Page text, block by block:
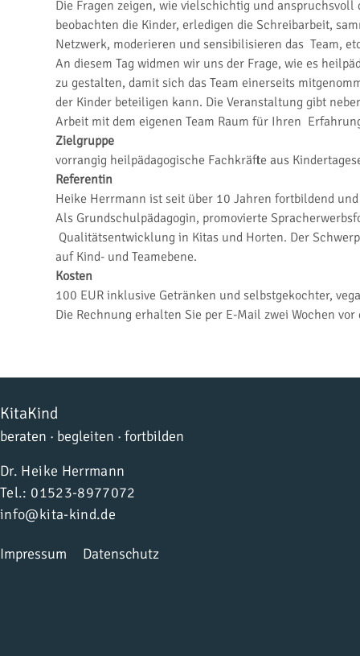
Die Fragen zeigen, wie vielschichtig und
beobachten die Kinder, erledigen die Schreibarbeit,
Netzwerk, moderieren und sensibilisieren das  Team,
An diesem Tag widmen wir uns der Frage, wie es
zu gestalten, damit sich das Team einerseits
der Kinder beteiligen kann. Die Veranstaltung gibt
Arbeit mit dem eigenen Team Raum für Ihren
Zielgruppe
vorrangig heilpädagogische Fachkräfte aus
Referentin
Heike Herrmann ist seit über 10 Jahren fortbildend
Als Grundschulpädagogin, promovierte
Qualitätsentwicklung in Kitas und Horten. Der
auf Kind- und Teamebene.
Kosten
100 EUR inklusive Getränken und selbstgekochter,
Die Rechnung erhalten Sie per E-Mail zwei Wochen
KitaKind
beraten · begleiten · fortbilden
Dr. Heike Herrmann
​​Tel.: 01523-8977072
info@kita-kind.de
Impressum Datenschutz